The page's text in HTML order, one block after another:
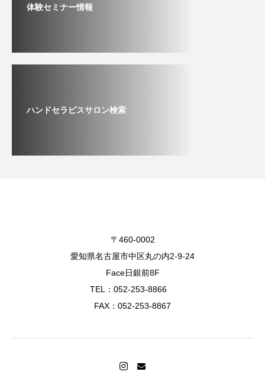
体験セミナー情報
ハンドセラピスサロン検索
愛知県名古屋市中区丸の内2-9-24
Face日銀前8F